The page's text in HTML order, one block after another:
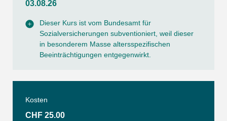
03.08.26
Dieser Kurs ist vom Bundesamt für
Sozialversicherungen subventioniert, weil dieser
in besonderem Masse altersspezifischen
Beeinträchtigungen entgegenwirkt.
Kosten
CHF 25.00